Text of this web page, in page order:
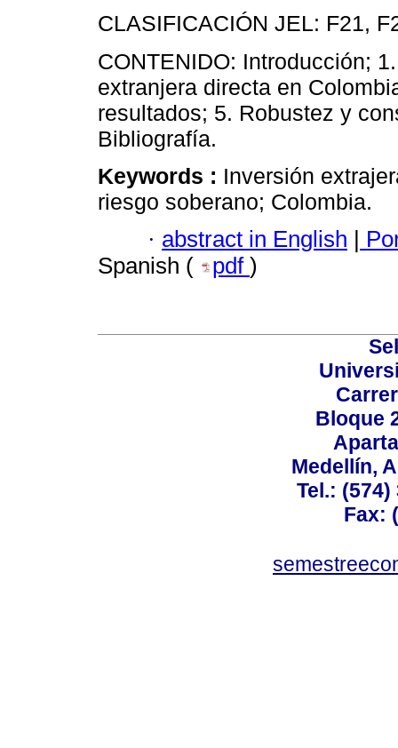
CLASIFICACIÓN JEL: F21,
CONTENIDO: Introducción;
extranjera directa en
resultados; 5. Robustez y
Bibliografía.
Keywords : Inversión
riesgo soberano; Colombia.
· abstract in English
Spanish (
pdf )
Bloque
Medellín,
Tel.: (574)
Fax: